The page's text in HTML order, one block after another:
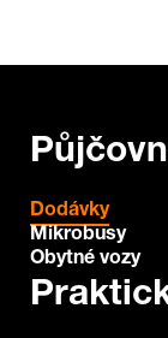
Dodávky
Mikrobusy
Obytné vozy